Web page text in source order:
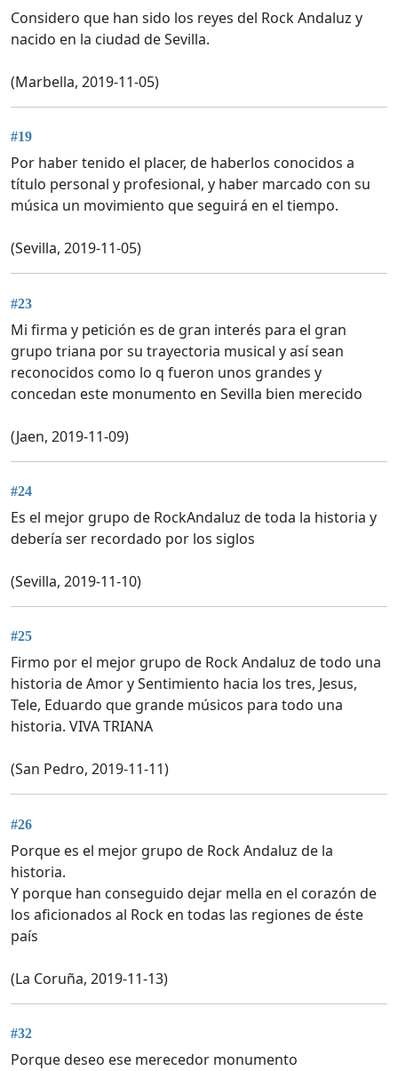
Considero que han sido los reyes del Rock Andaluz y
nacido en la ciudad de Sevilla.
(Marbella, 2019-11-05)
#19
Por haber tenido el placer, de haberlos conocidos a
título personal y profesional, y haber marcado con su
música un movimiento que seguirá en el tiempo.
(Sevilla, 2019-11-05)
#23
Mi firma y petición es de gran interés para el gran
grupo triana por su trayectoria musical y así sean
reconocidos como lo q fueron unos grandes y
concedan este monumento en Sevilla bien merecido
(Jaen, 2019-11-09)
#24
Es el mejor grupo de RockAndaluz de toda la historia y
debería ser recordado por los siglos
(Sevilla, 2019-11-10)
#25
Firmo por el mejor grupo de Rock Andaluz de todo una
historia de Amor y Sentimiento hacia los tres, Jesus,
Tele, Eduardo que grande músicos para todo una
historia. VIVA TRIANA
(San Pedro, 2019-11-11)
#26
Porque es el mejor grupo de Rock Andaluz de la
historia.
Y porque han conseguido dejar mella en el corazón de
los aficionados al Rock en todas las regiones de éste
país
(La Coruña, 2019-11-13)
#32
Porque deseo ese merecedor monumento